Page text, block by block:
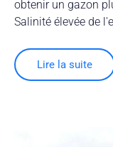
obtenir un gazon
Salinité élevée de
Lire la suite